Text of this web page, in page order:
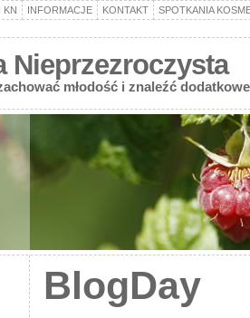
KN INFORMACJE KONTAKT
SPOTKANIA
Nieprzezroczysta
młodość i znaleźć
BlogDay